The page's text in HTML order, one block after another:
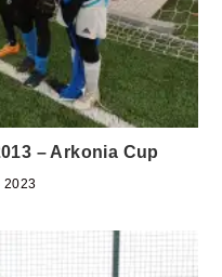
– Arkonia Cup
2023